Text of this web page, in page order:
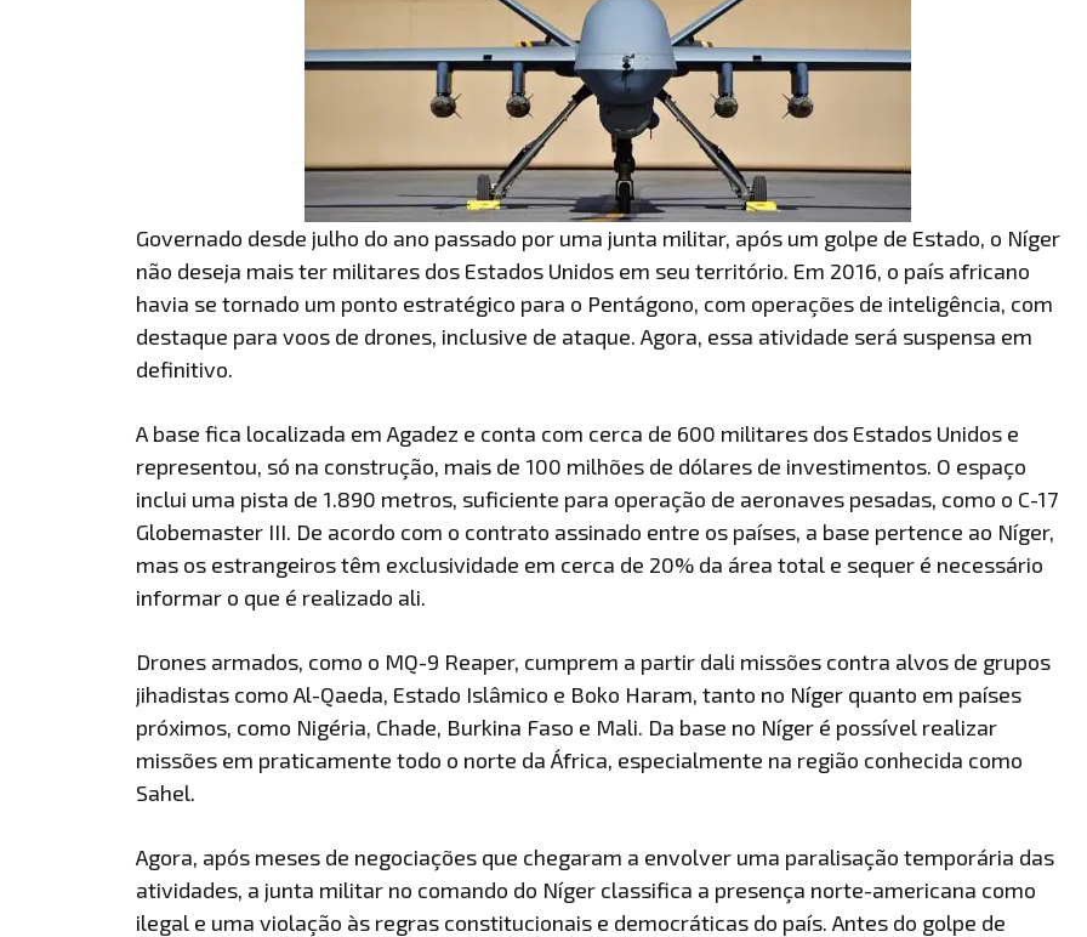
Governado desde julho do ano passado por uma junta militar, após um golpe de Estado, o Níger
não deseja mais ter militares dos Estados Unidos em seu território. Em 2016, o país africano
havia se tornado um ponto estratégico para o Pentágono, com operações de inteligência, com
destaque para voos de drones, inclusive de ataque. Agora, essa atividade será suspensa em
definitivo.
A base fica localizada em Agadez e conta com cerca de 600 militares dos Estados Unidos e
representou, só na construção, mais de 100 milhões de dólares de investimentos. O espaço
inclui uma pista de 1.890 metros, suficiente para operação de aeronaves pesadas, como o C-17
Globemaster III. De acordo com o contrato assinado entre os países, a base pertence ao Níger,
mas os estrangeiros têm exclusividade em cerca de 20% da área total e sequer é necessário
informar o que é realizado ali.
Drones armados, como o MQ-9 Reaper, cumprem a partir dali missões contra alvos de grupos
jihadistas como Al-Qaeda, Estado Islâmico e Boko Haram, tanto no Níger quanto em países
próximos, como Nigéria, Chade, Burkina Faso e Mali. Da base no Níger é possível realizar
missões em praticamente todo o norte da África, especialmente na região conhecida como
Sahel.
Agora, após meses de negociações que chegaram a envolver uma paralisação temporária das
atividades, a junta militar no comando do Níger classifica a presença norte-americana como
ilegal e uma violação às regras constitucionais e democráticas do país. Antes do golpe de